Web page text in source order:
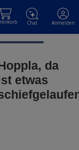
Chat Anmelden
da
etwas